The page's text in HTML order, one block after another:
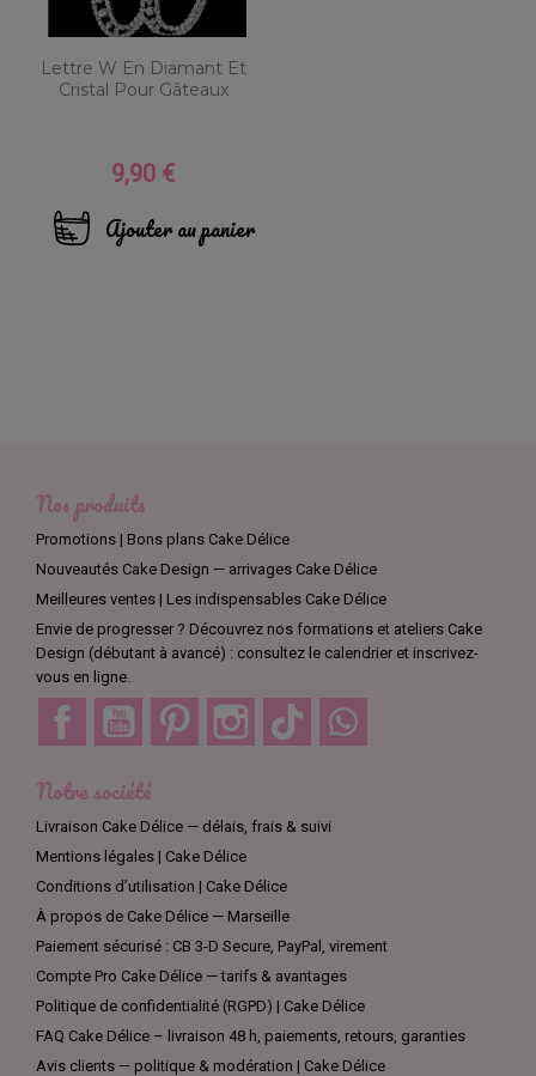
Lettre W En Diamant Et
Cristal Pour Gâteaux
Prix
9,90 €
Ajouter au panier
Nos produits
Promotions | Bons plans Cake Délice
Nouveautés Cake Design — arrivages Cake Délice
Meilleures ventes | Les indispensables Cake Délice
Envie de progresser ? Découvrez nos formations et ateliers Cake
Design (débutant à avancé) : consultez le calendrier et inscrivez-
vous en ligne.
Facebook YouTube Pinterest Instagram TikTok
Notre société
Livraison Cake Délice — délais, frais & suivi
Mentions légales | Cake Délice
Conditions d’utilisation | Cake Délice
À propos de Cake Délice — Marseille
Paiement sécurisé : CB 3-D Secure, PayPal, virement
Compte Pro Cake Délice — tarifs & avantages
Politique de confidentialité (RGPD) | Cake Délice
FAQ Cake Délice – livraison 48 h, paiements, retours, garanties
Avis clients — politique & modération | Cake Délice